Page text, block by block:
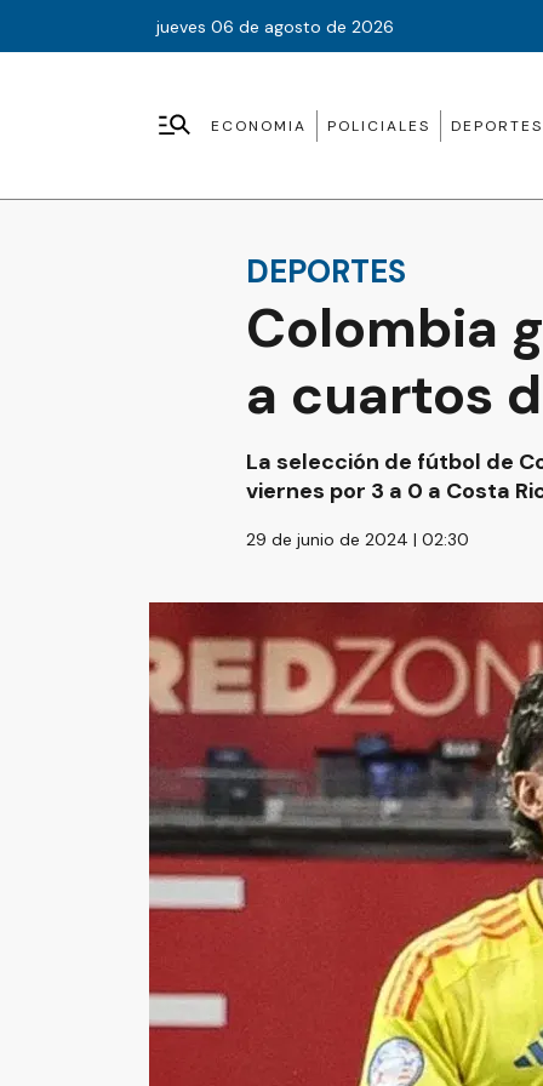
jueves 06 de agosto de 2026
ECONOMIA POLICIALES DEPORTES
DEPORTES
Colombia
a cuartos
La selección de fútbol de
viernes por 3 a 0 a Costa
29 de junio de 2024 | 02:30